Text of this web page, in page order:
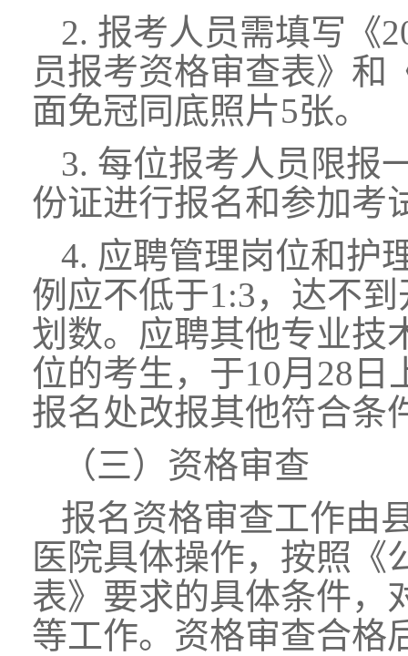
2. 报考人员需填写《
员报考资格审查表》和
面免冠同底照片5张。
3. 每位报考人员限报
份证进行报名和参加考
4. 应聘管理岗位和护
例应不低于1:3，达不
划数。应聘其他专业技
位的考生，于10月28日
报名处改报其他符合条
（三）资格审查
报名资格审查工作由
医院具体操作，按照《
表》要求的具体条件，
等工作。资格审查合格